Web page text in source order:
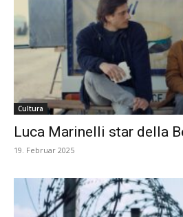
Cultura
Luca Marinelli star della
19. Februar 2025